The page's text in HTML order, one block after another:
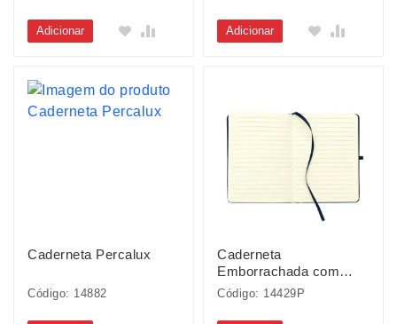
Adicionar Adicionar
Caderneta Percalux
Código: 14882
Caderneta
Emborrachada com
Porta Caneta
Código: 14429P